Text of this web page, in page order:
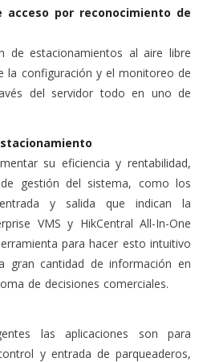
por reconocimiento de
de estacionamientos al aire libre
la configuración y el monitoreo de
del servidor todo en uno de
su eficiencia y rentabilidad,
gestión del sistema, como los
y salida que indican la
VMS y HikCentral All-In-One
para hacer esto intuitivo
gran cantidad de información en
de decisiones comerciales.
las aplicaciones son para
y entrada de parqueaderos,